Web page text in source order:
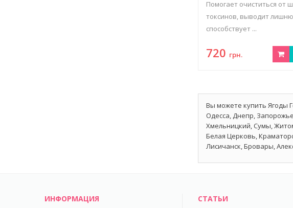
Помогает очиститься от
токсинов, выводит
способствует ...
720 грн.
Вы можете купить Ягоды
Одесса, Днепр,
Хмельницкий, Сумы,
Белая Церковь,
Лисичанск, Бровары,
ИНФОРМАЦИЯ СТАТЬИ